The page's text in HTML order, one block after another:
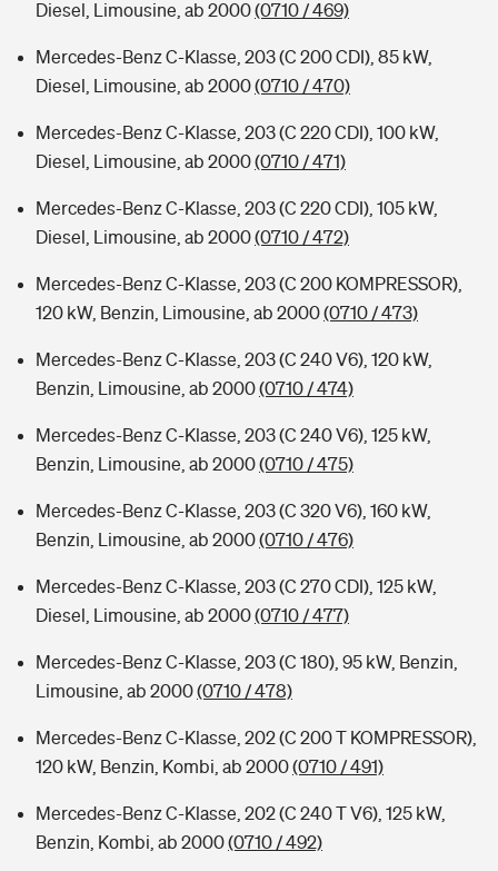
Diesel, Limousine, ab 2000(0710 / 469)
Mercedes-Benz C-Klasse, 203 (C 200 CDI), 85 kW,
Diesel, Limousine, ab 2000(0710 / 470)
Mercedes-Benz C-Klasse, 203 (C 220 CDI), 100 kW,
Diesel, Limousine, ab 2000(0710 / 471)
Mercedes-Benz C-Klasse, 203 (C 220 CDI), 105 kW,
Diesel, Limousine, ab 2000(0710 / 472)
Mercedes-Benz C-Klasse, 203 (C 200 KOMPRESSOR),
120 kW, Benzin, Limousine, ab 2000(0710 / 473)
Mercedes-Benz C-Klasse, 203 (C 240 V6), 120 kW,
Benzin, Limousine, ab 2000(0710 / 474)
Mercedes-Benz C-Klasse, 203 (C 240 V6), 125 kW,
Benzin, Limousine, ab 2000(0710 / 475)
Mercedes-Benz C-Klasse, 203 (C 320 V6), 160 kW,
Benzin, Limousine, ab 2000(0710 / 476)
Mercedes-Benz C-Klasse, 203 (C 270 CDI), 125 kW,
Diesel, Limousine, ab 2000(0710 / 477)
Mercedes-Benz C-Klasse, 203 (C 180), 95 kW, Benzin,
Limousine, ab 2000(0710 / 478)
Mercedes-Benz C-Klasse, 202 (C 200 T KOMPRESSOR),
120 kW, Benzin, Kombi, ab 2000(0710 / 491)
Mercedes-Benz C-Klasse, 202 (C 240 T V6), 125 kW,
Benzin, Kombi, ab 2000(0710 / 492)